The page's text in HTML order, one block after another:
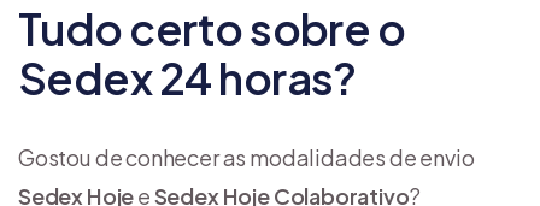
Tudo certo sobre o
Sedex 24 horas?
Gostou de conhecer as modalidades de envio
Sedex HojeeSedex Hoje Colaborativo?